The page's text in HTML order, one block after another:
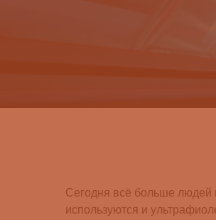
Сегодня всё больше людей
используются и